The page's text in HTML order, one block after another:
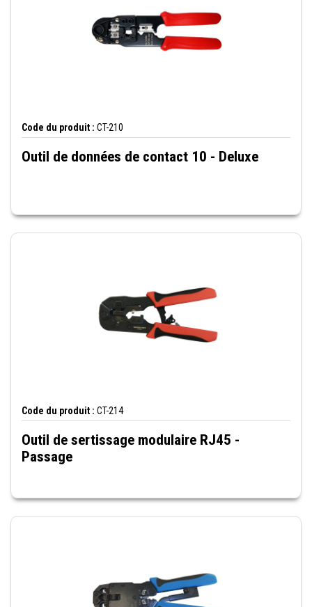
Code du produit : CT-210
Outil de données de contact 10 - Deluxe
Code du produit : CT-214
Outil de sertissage modulaire RJ45 -
Passage